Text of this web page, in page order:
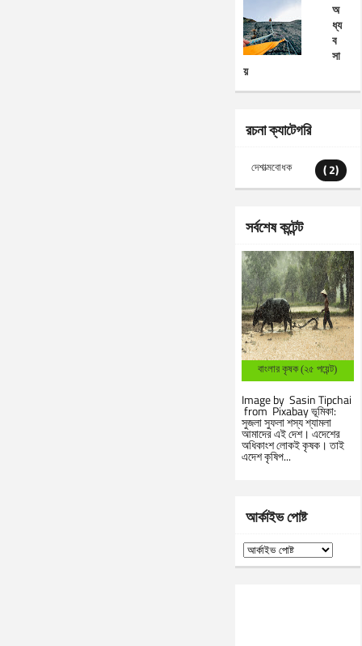
অ
ধ্য
ব
সা
য়
রচনা ক্যাটেগরি
দেশাত্মবোধক ( 2)
সর্বশেষ কন্টেন্ট
বাংলার কৃষক (২৫ পয়েন্ট)
Image by Sasin Tipchai
from Pixabay ভূমিকা:
সুজলা সুফলা শস্য শ্যামলা
আমাদের এই দেশ। এদেশের
অধিকাংশ লোকই কৃষক। তাই
এদেশ কৃষিপ...
আর্কাইভ পোষ্ট